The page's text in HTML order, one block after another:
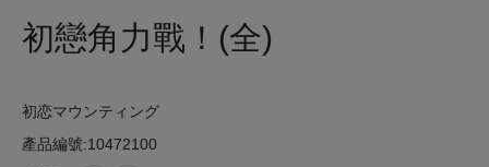
初戀角力戰！(全)
初恋マウンティング
產品編號:10472100